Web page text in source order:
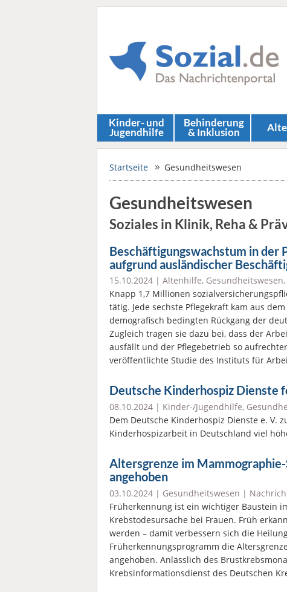
Kinder- und
Jugendhilfe
Behinderung
& Inklusion
Startseite Gesundheitswesen
Gesundheitswesen
Soziales in Klinik, Reha &
Beschäftigungswachstum in der
aufgrund ausländischer
15.10.2024 | Altenhilfe, Gesundheitswesen
Knapp 1,7 Millionen
tätig. Jede sechste Pflegekraft kam aus
demografisch bedingten Rückgang der
Zugleich tragen sie dazu bei, dass der
ausfällt und der Pflegebetrieb so
veröffentlichte Studie des Instituts für
Deutsche Kinderhospiz
08.10.2024 | Kinder-/Jugendhilfe,
Dem Deutsche Kinderhospiz Dienste e. V.
Kinderhospizarbeit in Deutschland viel
Altersgrenze im
angehoben
03.10.2024 | Gesundheitswesen |
Früherkennung ist ein wichtiger Baustein
Krebstodesursache bei Frauen. Früh
werden – damit verbessern sich die
Früherkennungsprogramm die
angehoben. Anlässlich des
Krebsinformationsdienst des Deutschen